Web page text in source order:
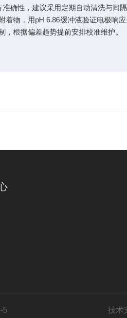
确性，建议采用定期自动清洗与间
物，用pH 6.86缓冲液验证电极响
根据偏差趋势提前安排校准维护。
5 技术